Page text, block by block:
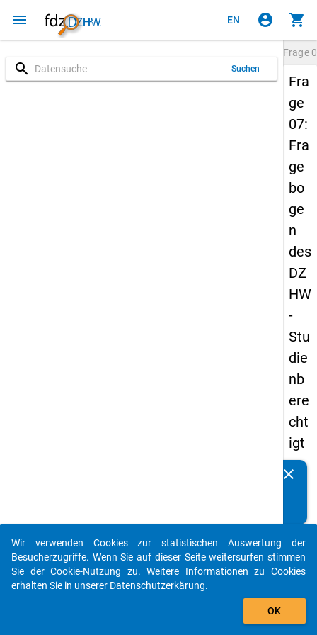
menu EN account_circle shopping_cart
search Suchen
Frage
Fra
ge
07:
Fra
ge
bo
ge
n
des
DZ
HW
-
Stu
die
nb
ere
cht
igt
en
s
20
15
clear
auto_stories
add_shopping_cart
Wir verwenden Cookies zur statistischen Auswertung der
Besucherzugriffe. Wenn Sie auf dieser Seite weitersurfen stimmen
Sie der Cookie-Nutzung zu. Weitere Informationen zu Cookies
erhalten Sie in unserer Datenschutzerkärung.
OK